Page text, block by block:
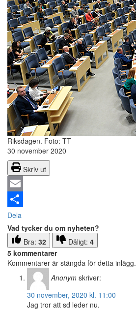
Riksdagen. Foto: TT
30 november 2020
Skriv ut
Email
Dela
Vad tycker du om nyheten?
Bra: 32 Dåligt: 4
5 kommentarer
Kommentarer är stängda för detta inlägg.
Anonym skriver:
30 november, 2020 kl. 11:00
Jag tror att sd leder nu.